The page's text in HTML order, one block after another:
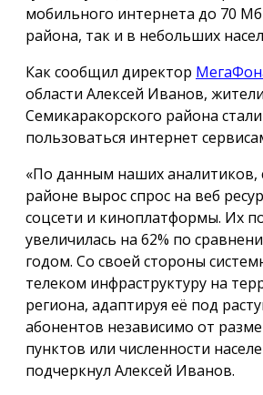
мобильного интернета до 70
района, так и в небольших
Как сообщил директор
области Алексей Иванов, жители
Семикаракорского района
пользоваться интернет
«По данным наших аналитиков,
районе вырос спрос на веб
соцсети и киноплатформы. Их
увеличилась на 62% по
годом. Со своей стороны
телеком инфраструктуру на
региона, адаптируя её под
абонентов независимо от
пунктов или численности
подчеркнул Алексей Иванов.